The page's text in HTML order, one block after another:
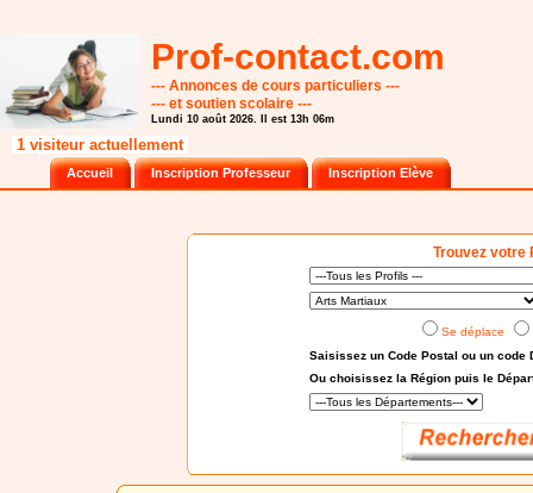
Prof-contact.com
--- Annonces de cours particuliers ---
--- et soutien scolaire ---
Lundi 10 août 2026. Il est 13h 06m
1 visiteur actuellement
Accueil Inscription Professeur Inscription Elève
Trouvez votre
Se déplace
Saisissez un Code Postal ou un code
Ou choisissezla Région puis le